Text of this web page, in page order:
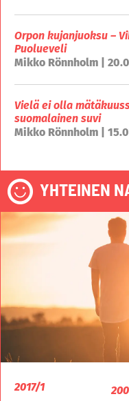
Orpon kujanjuoksu –
Puolueveli
Mikko Rönnholm |
Vielä ei olla
suomalainen suvi
Mikko Rönnholm |
YHTEINEN
2017/1